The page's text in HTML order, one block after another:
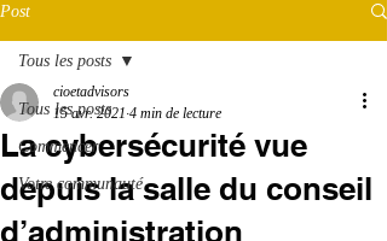
Post
Tous les posts
Commencer
Votre communauté
Tous les posts
La cybersécurité vue
depuis la salle du conseil
d’administration
cioetadvisors
15 avr. 2021 4 min de lecture